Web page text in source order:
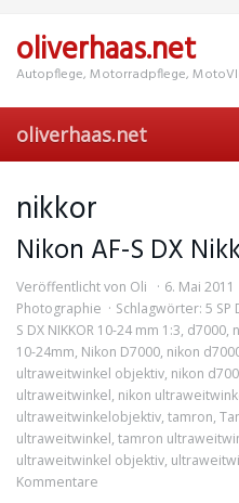
main
content
oliverhaas.net
Autopflege, Motorradpflege,
oliverhaas.net
nikkor
Nikon AF-S DX
Veröffentlicht von Oli 6. Mai 2011
Photographie
Schlagwörter: 5 SP
S DX NIKKOR 10-24 mm 1:3, d7000,
10-24mm, Nikon D7000, nikon
ultraweitwinkel objektiv, nikon
ultraweitwinkel, nikon
ultraweitwinkelobjektiv, tamron,
ultraweitwinkel, tamron
ultraweitwinkel objektiv,
Kommentare